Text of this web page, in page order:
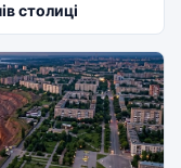
столиці